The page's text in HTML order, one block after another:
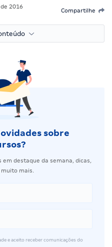
2016
Compartilhe
sobre
destaque da semana, dicas,
muito mais.
e aceito receber comunicações do